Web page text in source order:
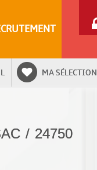
MA SÉLECTION
/ 24750